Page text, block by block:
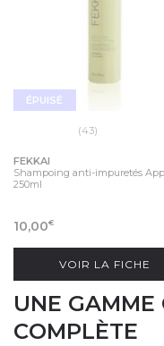
ÉPUISÉ
(43)
FEKKAI
Shampoing anti-impuretés
250ml
10,00€
VOIR LA FICHE
UNE GAMME
COMPLÈTE